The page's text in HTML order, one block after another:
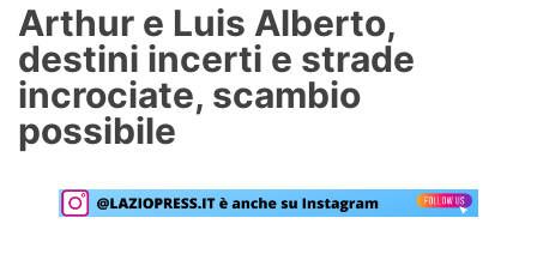
Formello
Infortuni
Primavera
Calciomercato
Arthur e Luis Alberto,
destini incerti e strade
incrociate, scambio
possibile